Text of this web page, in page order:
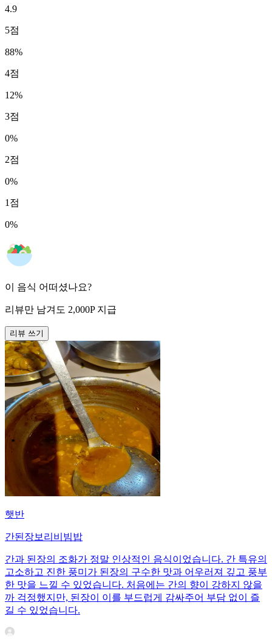
4.9
5점
88%
4점
12%
3점
0%
2점
0%
1 점
0%
이 음식 어떠셨나요?
리뷰만 남겨도 2,000P 지급
리뷰 쓰기
햇반
간된장보리비빔밥
간과 된장의 조화가 정말 인상적인 음식이었습니다. 간 특유의
고소하고 진한 풍미가 된장의 구수한 맛과 어우러져 깊고 풍부
한 맛을 느낄 수 있었습니다. 처음에는 간의 향이 강하지 않을
까 걱정했지만, 된장이 이를 부드럽게 감싸주어 부담 없이 즐
길 수 있었습니다.